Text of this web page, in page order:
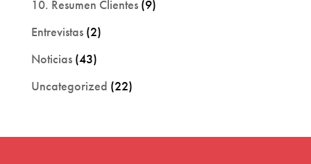
10. Resumen Clientes(9)
Entrevistas(2)
Noticias(43)
Uncategorized (22)